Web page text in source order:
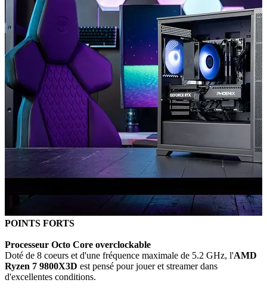
POINTS FORTS
Processeur Octo Core overclockable
Doté de 8 coeurs et d'une fréquence maximale de 5.2 GHz, l'AMD
Ryzen 7 9800X3D est pensé pour jouer et streamer dans
d'excellentes conditions.